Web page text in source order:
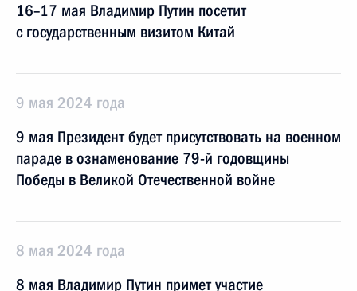
16–17 мая Владимир Путин посетит
с государственным визитом Китай
9 мая 2024 года
9 мая Президент будет присутствовать на военном
параде в ознаменование 79-й годовщины
Победы в Великой Отечественной войне
8 мая 2024 года
8 мая Владимир Путин примет участие